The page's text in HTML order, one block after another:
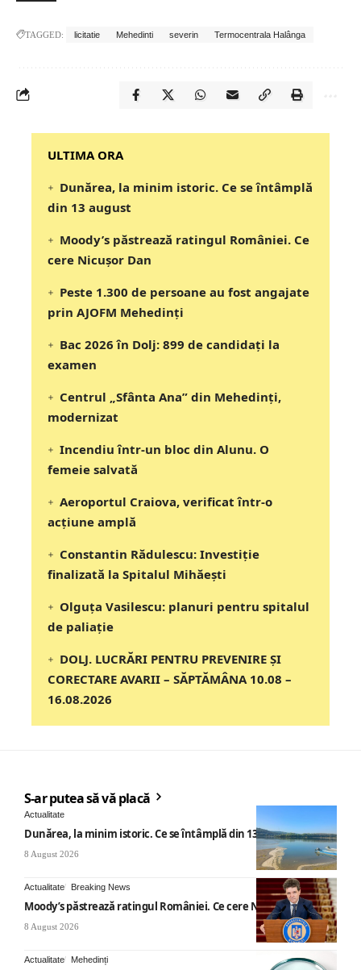
TAGGED: licitatie Mehedinti severin Termocentrala Halânga
‎‎‎‎‎‎‎ULTIMA ORA
Dunărea, la minim istoric. Ce se întâmplă
din 13 august
Moody’s păstrează ratingul României. Ce
cere Nicușor Dan
Peste 1.300 de persoane au fost angajate
prin AJOFM Mehedinți
Bac 2026 în Dolj: 899 de candidați la
examen
Centrul „Sfânta Ana” din Mehedinți,
modernizat
Incendiu într-un bloc din Alunu. O
femeie salvată
Aeroportul Craiova, verificat într-o
acțiune amplă
Constantin Rădulescu: Investiție
finalizată la Spitalul Mihăești
Olguța Vasilescu: planuri pentru spitalul
de paliație
DOLJ. LUCRĂRI PENTRU PREVENIRE ȘI
CORECTARE AVARII – SĂPTĂMÂNA 10.08 –
16.08.2026
S-ar putea să vă placă
Actualitate
Dunărea, la minim istoric. Ce se întâmplă din 13 august
8 August 2026
Actualitate Breaking News
Moody’s păstrează ratingul României. Ce cere Nicușor Dan
8 August 2026
Actualitate Mehedinți